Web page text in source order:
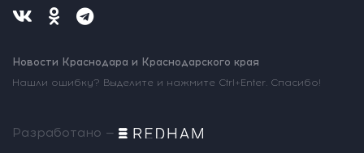
Новости Краснодара и Краснодарского края
Нашли ошибку? Выделите и нажмите Ctrl+Enter. Спасибо!
Разработано —